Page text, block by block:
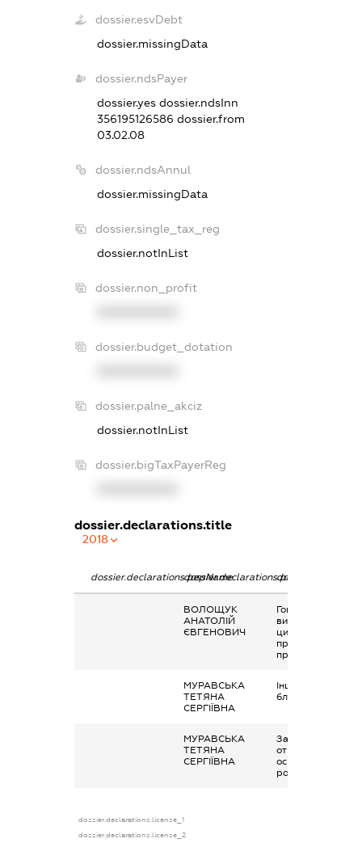
dossier.esvDebt
dossier.missingData
dossier.ndsPayer
dossier.yes dossier.ndsInn
356195126586 dossier.from
03.02.08
dossier.ndsAnnul
dossier.missingData
dossier.single_tax_reg
dossier.notInList
dossier.non_profit
dossier.budget_dotation
dossier.palne_akciz
dossier.notInList
dossier.bigTaxPayerReg
dossier.declarations.title
2018
dossier.declarations.pepNamedossier.declarations.personName
ВОЛОЩУК
АНАТОЛІЙ
ЄВГЕНОВИЧ
Гонорари та інші
виплати згідно з
цивільно-
правовим
правочинами
МУРАВСЬКА
ТЕТЯНА
СЕРГІЇВНА
Інше, Додаткове
благо
МУРАВСЬКА
ТЕТЯНА
СЕРГІЇВНА
Заробітна плата
отримана за
основним місцем
роботи
dossier.declarations.license_1
dossier.declarations.license_2